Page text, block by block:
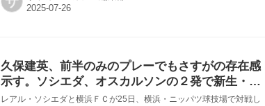
久保建英、前半のみのプレーでもさすがの存在感
示す。ソシエダ、オスカルソンの２発で新生・横
浜ＦＣに２−１勝利！◎親善試合
レアル・ソシエダと横浜ＦＣが25日、横浜・ニッパツ球技場で対戦し